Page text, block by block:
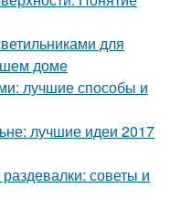
для
доме
лучшие способы и
лучшие идеи 2017
советы и